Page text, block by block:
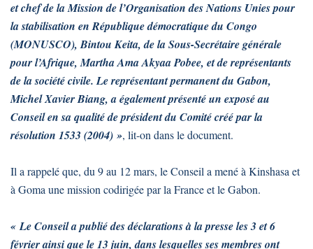
et chef de la Mission de l’Organisation des Nations Unies pour
la stabilisation en République démocratique du Congo
(MONUSCO), Bintou Keita, de la Sous-Secrétaire générale
pour l’Afrique, Martha Ama Akyaa Pobee, et de représentants
de la société civile. Le représentant permanent du Gabon,
Michel Xavier Biang, a également présenté un exposé au
Conseil en sa qualité de président du Comité créé par la
résolution 1533 (2004) », lit-on dans le document.
Il a rappelé que, du 9 au 12 mars, le Conseil a mené à Kinshasa et
à Goma une mission codirigée par la France et le Gabon.
« Le Conseil a publié des déclarations à la presse les 3 et 6
février ainsi que le 13 juin, dans lesquelles ses membres ont